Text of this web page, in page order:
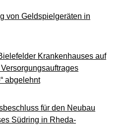
von Geldspielgeräten in
Krankenhauses auf
abgelehnt
für den Neubau
Südring in Rheda-